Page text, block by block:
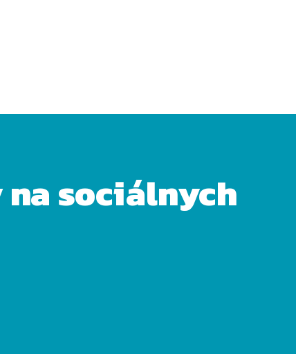
sociálnych